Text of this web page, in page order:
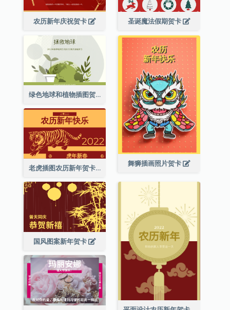
农历新年庆祝贺卡 圣诞魔法假期贺卡
绿色地球和植物插图贺卡
舞狮插画照片贺卡
老虎插图农历新年贺卡
国风图案新年贺卡